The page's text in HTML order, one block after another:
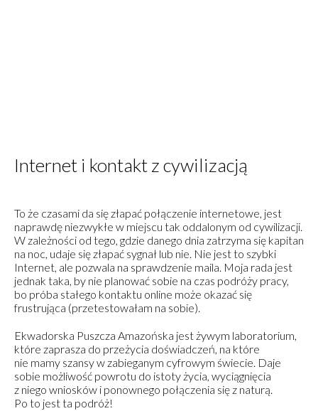
Internet i kontakt z cywilizacją
To że czasami da się złapać połączenie internetowe, jest
naprawdę niezwykłe w miejscu tak oddalonym od cywilizacji.
W zależności od tego, gdzie danego dnia zatrzyma się kapitan
na noc, udaje się złapać sygnał lub nie. Nie jest to szybki
Internet, ale pozwala na sprawdzenie maila. Moja rada jest
jednak taka, by nie planować sobie na czas podróży pracy,
bo próba stałego kontaktu online może okazać się
frustrująca (przetestowałam na sobie).
Ekwadorska Puszcza Amazońska jest żywym laboratorium,
które zaprasza do przeżycia doświadczeń, na które
nie mamy szansy w zabieganym cyfrowym świecie. Daje
sobie możliwość powrotu do istoty życia, wyciągnięcia
z niego wniosków i ponownego połączenia się z naturą.
Po to jest ta podróż!